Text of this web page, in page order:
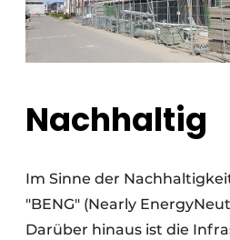
Nachhaltig
Im Sinne der
"BENG" (Nearly
Darüber hinaus ist die